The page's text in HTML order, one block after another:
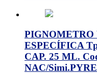
PIGNOMETRO
ESPECÍFICA
CAP. 25 ML.
NAC/